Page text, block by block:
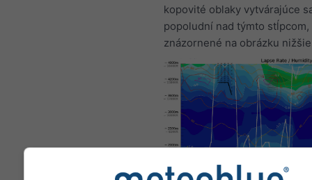
kopovité oblaky vytvárajúce
popoludní nad týmto stĺpcom,
znázornené na obrázku